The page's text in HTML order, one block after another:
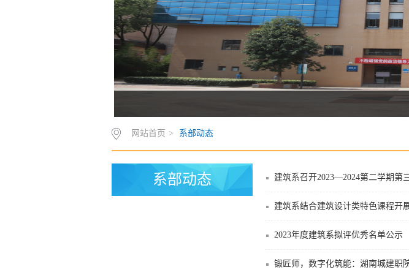
网站首页 > 系部动态
系部动态 建筑系召开2023—2024第二学期第
建筑系结合建筑设计类特色课程开
2023年度建筑系拟评优秀名单公示
锻匠师，数字化筑能：湖南城建职